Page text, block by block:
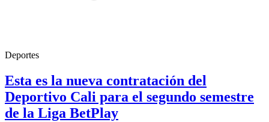
Deportes
Esta es la nueva contratación del
Deportivo Cali para el segundo semestre
de la Liga BetPlay